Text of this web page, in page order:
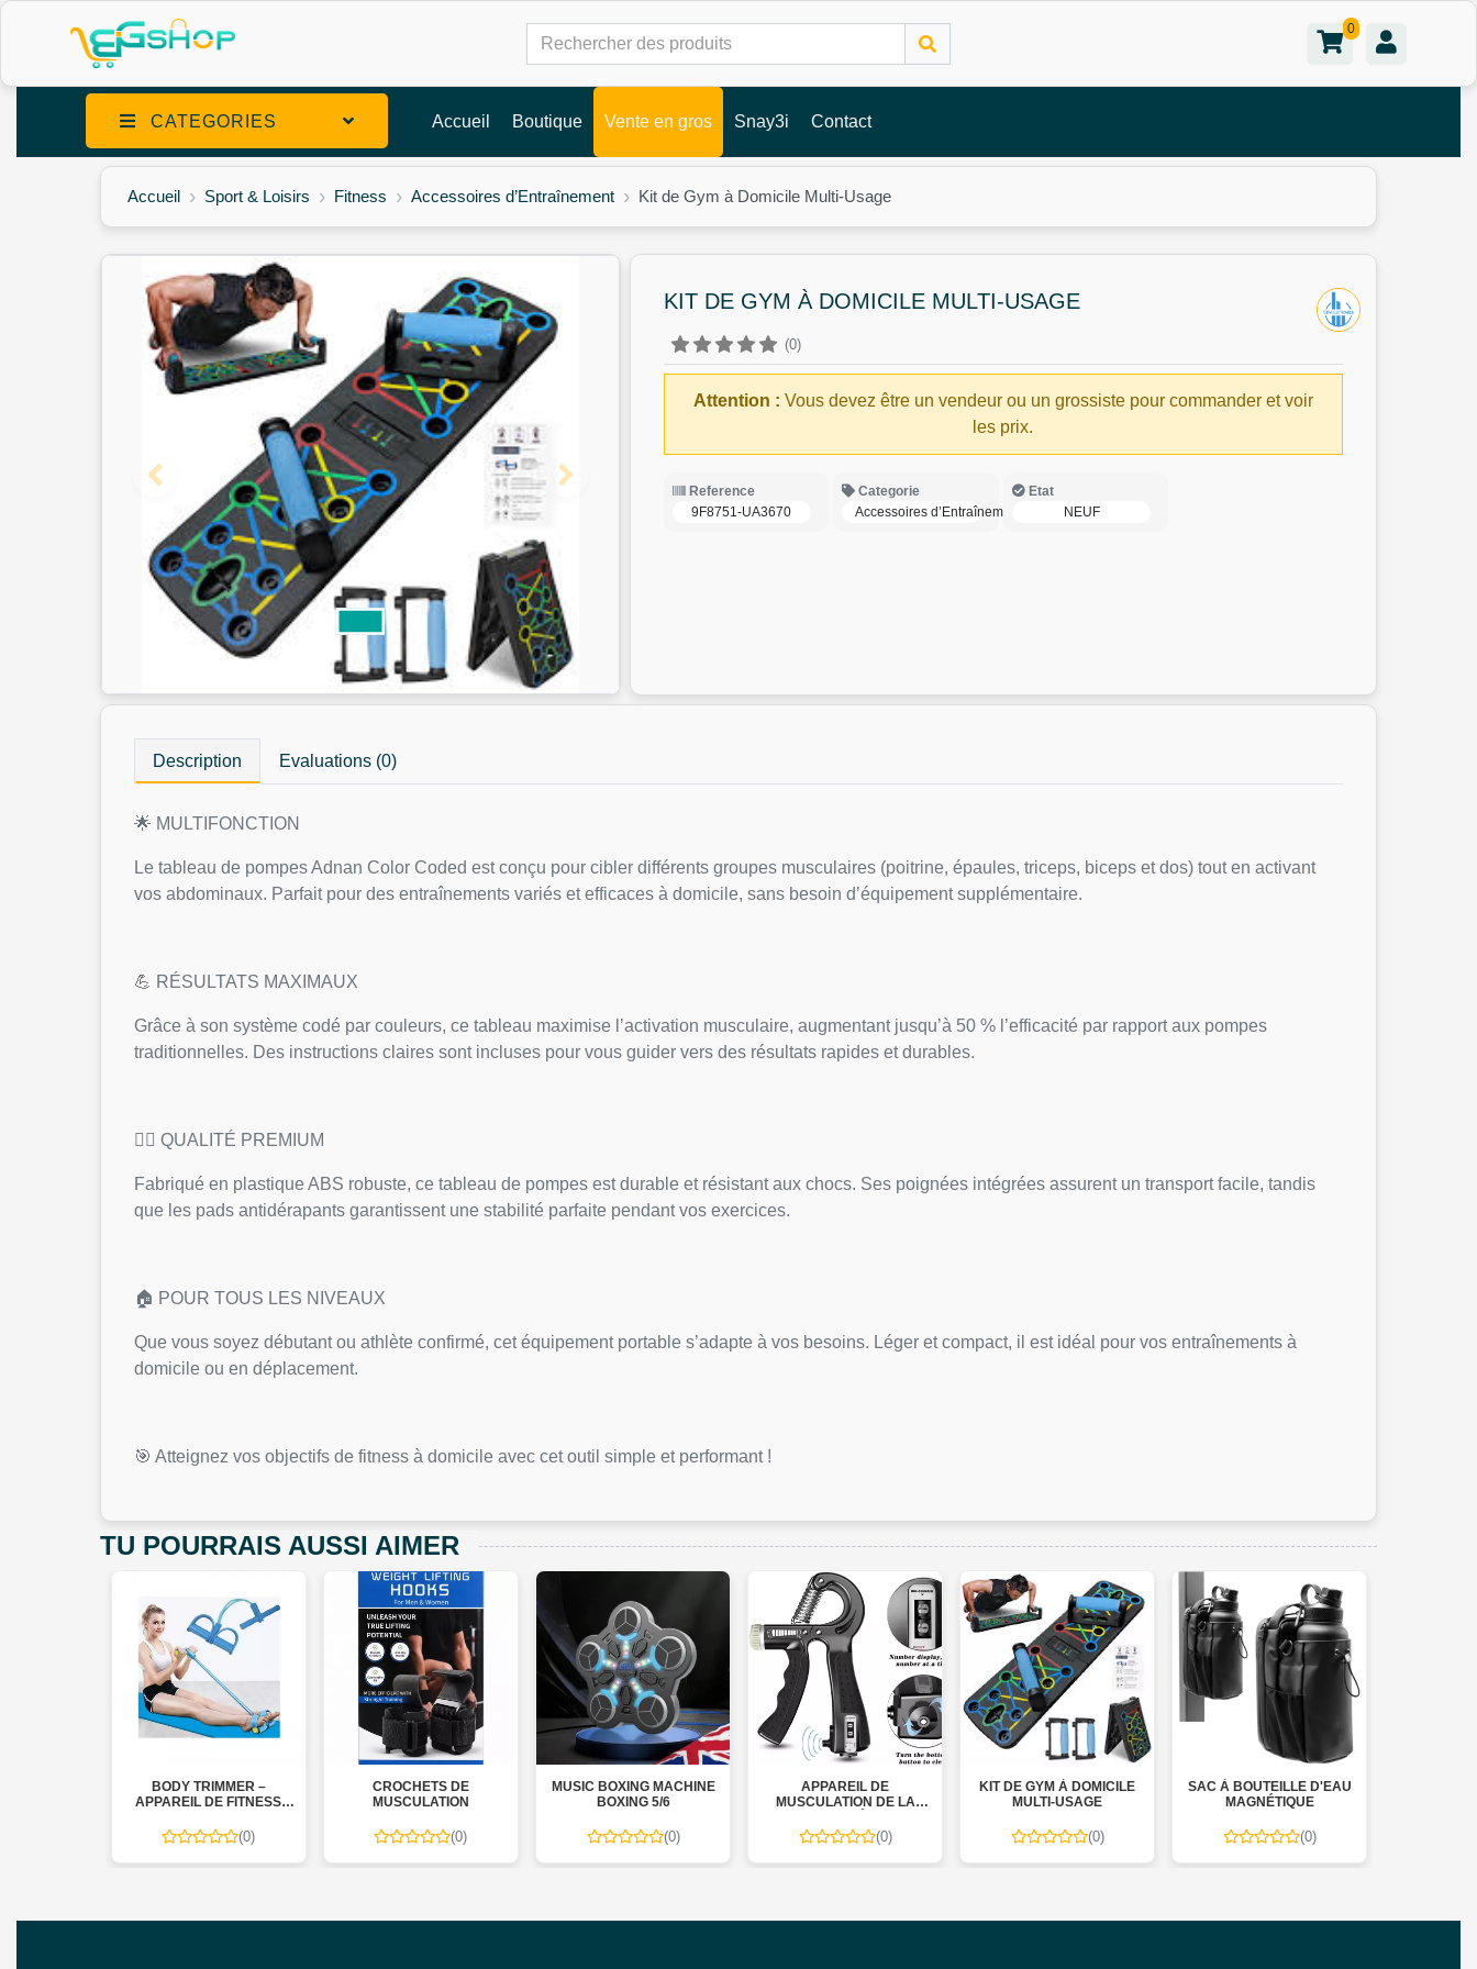
0
CATEGORIES Accueil Boutique Vente en gros Snay3i Contact
Accueil Sport & Loisirs Fitness Accessoires d’Entraînement Kit de Gym à Domicile Multi-Usage
KIT DE GYM À DOMICILE MULTI-USAGE
(0)
Attention : Vous devez être un vendeur ou un grossiste pour commander et voir
les prix.
Reference
9F8751-UA3670
Categorie
Accessoires d’Entraînement
Etat
NEUF
Description Evaluations (0)
🌟 MULTIFONCTION
Le tableau de pompes Adnan Color Coded est conçu pour cibler différents groupes musculaires (poitrine, épaules, triceps, biceps et dos) tout en activant
vos abdominaux. Parfait pour des entraînements variés et efficaces à domicile, sans besoin d’équipement supplémentaire.
💪 RÉSULTATS MAXIMAUX
Grâce à son système codé par couleurs, ce tableau maximise l’activation musculaire, augmentant jusqu’à 50 % l’efficacité par rapport aux pompes
traditionnelles. Des instructions claires sont incluses pour vous guider vers des résultats rapides et durables.
🏋️‍♂️ QUALITÉ PREMIUM
Fabriqué en plastique ABS robuste, ce tableau de pompes est durable et résistant aux chocs. Ses poignées intégrées assurent un transport facile, tandis
que les pads antidérapants garantissent une stabilité parfaite pendant vos exercices.
🏠 POUR TOUS LES NIVEAUX
Que vous soyez débutant ou athlète confirmé, cet équipement portable s’adapte à vos besoins. Léger et compact, il est idéal pour vos entraînements à
domicile ou en déplacement.
🎯 Atteignez vos objectifs de fitness à domicile avec cet outil simple et performant !
TU POURRAIS AUSSI AIMER
BODY TRIMMER –
APPAREIL DE FITNESS
(0)
CROCHETS DE
MUSCULATION
(0)
MUSIC BOXING MACHINE
BOXING 5/6
(0)
APPAREIL DE
MUSCULATION DE LA
(0)
KIT DE GYM À DOMICILE
MULTI-USAGE
(0)
SAC À BOUTEILLE D'EAU
MAGNÉTIQUE
(0)